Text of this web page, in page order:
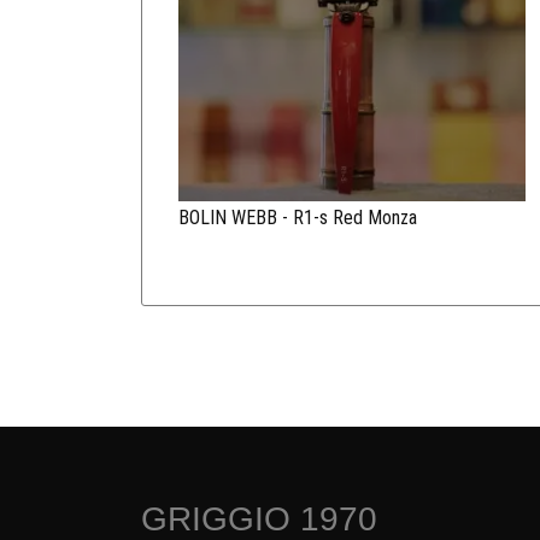
BOLIN WEBB - R1-s Red Monza
GRIGGIO 1970